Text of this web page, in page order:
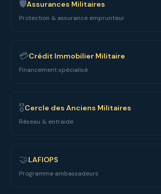
🛡️Assurances Militaires
Protection & assurance emprunteur
💳Crédit Immobilier Militaire
Financement spécialisé
🎖️Cercle des Anciens Militaires
Réseau & entraide
🤝LAFIOPS
Programme ambassadeurs